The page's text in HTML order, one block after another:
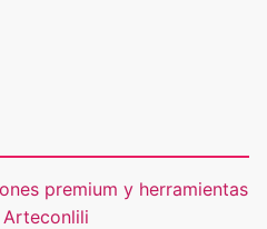
premium y herramientas